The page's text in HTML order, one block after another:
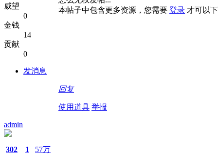
威望
0
金钱
14
贡献
0
发消息
本帖子中包含更多资源，您需要 登录 才可以
回复
使用道具 举报
admin
302 1 57万